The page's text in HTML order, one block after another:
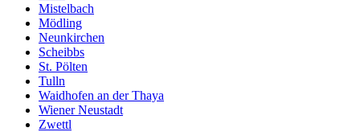
Mistelbach
Mödling
Neunkirchen
Scheibbs
St. Pölten
Tulln
Waidhofen an der Thaya
Wiener Neustadt
Zwettl